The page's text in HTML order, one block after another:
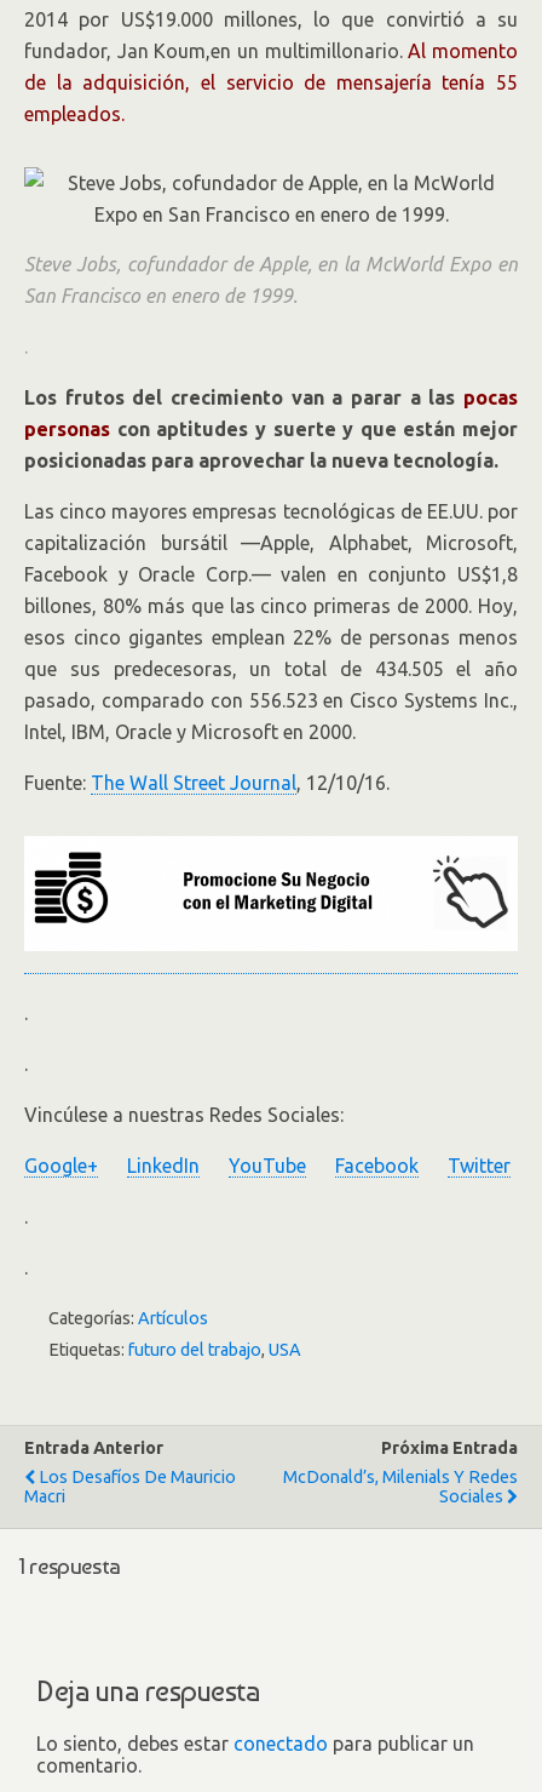
2014 por US$19.000 millones, lo que convirtió a su
fundador, Jan Koum,en un multimillonario.Al momento
de la adquisición, el servicio de mensajería tenía 55
empleados.
Steve Jobs, cofundador de Apple, en la McWorld Expo en
San Francisco en enero de 1999.
.
Los frutos del crecimiento van a parar a las pocas
personas con aptitudes y suerte y que están mejor
posicionadas para aprovechar la nueva tecnología.
Las cinco mayores empresas tecnológicas de EE.UU. por
capitalización bursátil —Apple, Alphabet, Microsoft,
Facebook y Oracle Corp.— valen en conjunto US$1,8
billones, 80% más que las cinco primeras de 2000. Hoy,
esos cinco gigantes emplean 22% de personas menos
que sus predecesoras, un total de 434.505 el año
pasado, comparado con 556.523 en Cisco Systems Inc.,
Intel, IBM, Oracle y Microsoft en 2000.
Fuente: The Wall Street Journal, 12/10/16.
.
.
Vincúlese a nuestras Redes Sociales:
Google+ LinkedIn YouTube Facebook Twitter
.
.
Categorías: Artículos
Etiquetas: futuro del trabajo, USA
Entrada Anterior
Los Desafíos De Mauricio
Macri
Próxima Entrada
McDonald’s, Milenials Y Redes
Sociales
1 respuesta
Deja una respuesta
Lo siento, debes estar conectado para publicar un
comentario.